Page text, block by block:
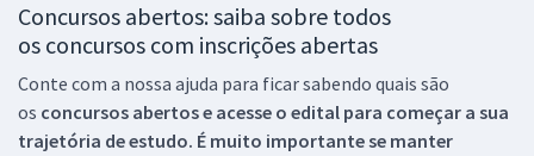
Concursos abertos: saiba sobre todos
os concursos com inscrições abertas
Conte com a nossa ajuda para ficar sabendo quais são
os concursos abertos e acesse o edital para começar a sua
trajetória de estudo. É muito importante se manter